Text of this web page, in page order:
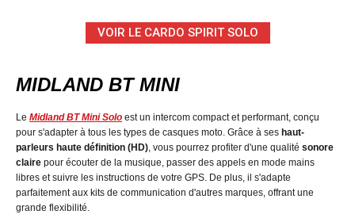
VOIR LE CARDO SPIRIT SOLO
MIDLAND BT MINI
Le Midland BT Mini Solo est un intercom compact et performant, conçu
pour s'adapter à tous les types de casques moto. Grâce à ses haut-
parleurs haute définition (HD), vous pourrez profiter d'une qualité sonore
claire pour écouter de la musique, passer des appels en mode mains
libres et suivre les instructions de votre GPS. De plus, il s'adapte
parfaitement aux kits de communication d'autres marques, offrant une
grande flexibilité.